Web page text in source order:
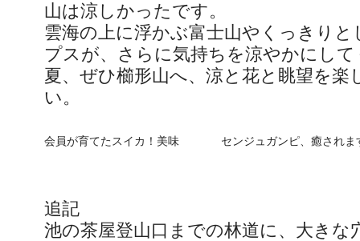
山は涼しかったです。
雲海の上に浮かぶ富士山やくっきり
プスが、さらに気持ちを涼やかにし
夏、ぜひ櫛形山へ、涼と花と眺望を楽
い。
会員が育てたスイカ！美味 センジュガンピ、癒されま
追記
池の茶屋登山口までの林道に、大きな